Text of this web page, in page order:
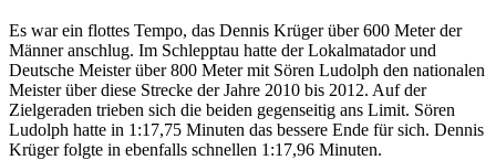
Es war ein flottes Tempo, das Dennis Krüger über 600 Meter der
Männer anschlug. Im Schlepptau hatte der Lokalmatador und
Deutsche Meister über 800 Meter mit Sören Ludolph den nationalen
Meister über diese Strecke der Jahre 2010 bis 2012. Auf der
Zielgeraden trieben sich die beiden gegenseitig ans Limit. Sören
Ludolph hatte in 1:17,75 Minuten das bessere Ende für sich. Dennis
Krüger folgte in ebenfalls schnellen 1:17,96 Minuten.